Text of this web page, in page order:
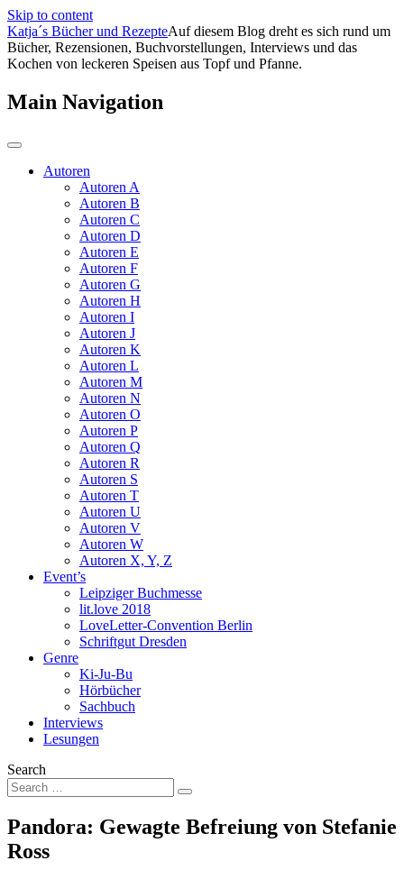
Skip to content
Katja´s Bücher und RezepteAuf diesem Blog dreht es sich rund um
Bücher, Rezensionen, Buchvorstellungen, Interviews und das
Kochen von leckeren Speisen aus Topf und Pfanne.
Main Navigation
Autoren
Autoren A
Autoren B
Autoren C
Autoren D
Autoren E
Autoren F
Autoren G
Autoren H
Autoren I
Autoren J
Autoren K
Autoren L
Autoren M
Autoren N
Autoren O
Autoren P
Autoren Q
Autoren R
Autoren S
Autoren T
Autoren U
Autoren V
Autoren W
Autoren X, Y, Z
Event’s
Leipziger Buchmesse
lit.love 2018
LoveLetter-Convention Berlin
Schriftgut Dresden
Genre
Ki-Ju-Bu
Hörbücher
Sachbuch
Interviews
Lesungen
Search
Pandora: Gewagte Befreiung von Stefanie
Ross